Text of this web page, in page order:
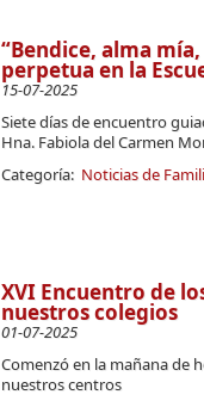
“Bendice, alma
perpetua en la
15-07-2025
Siete días de encuentro
Hna. Fabiola del Carmen
Categoría: Noticias de
XVI Encuentro de
nuestros colegios
01-07-2025
Comenzó en la mañana de
nuestros centros